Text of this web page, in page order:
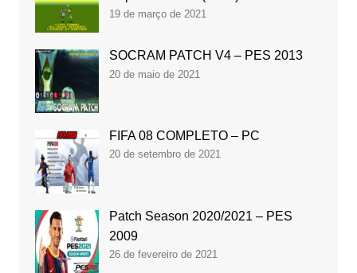
19 de março de 2021
SOCRAM PATCH V4 – PES 2013
20 de maio de 2021
FIFA 08 COMPLETO – PC
20 de setembro de 2021
Patch Season 2020/2021 – PES
2009
26 de fevereiro de 2021